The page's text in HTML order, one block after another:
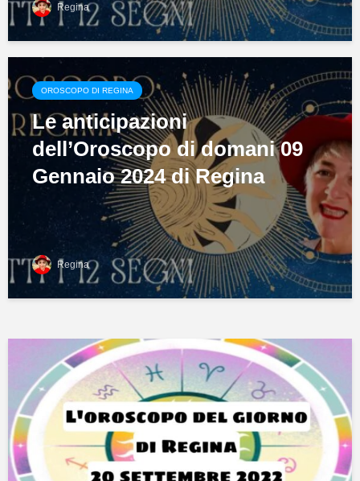
Regina
OROSCOPO DI REGINA
Le anticipazioni
dell’Oroscopo di domani 09
Gennaio 2024 di Regina
Regina